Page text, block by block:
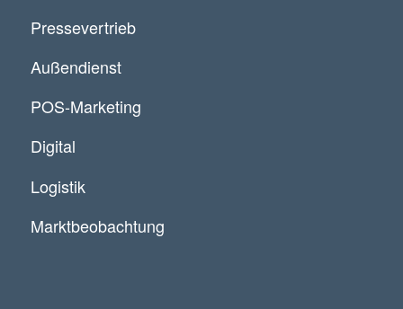
Pressevertrieb
Außendienst
POS-Marketing
Digital
Logistik
Marktbeobachtung